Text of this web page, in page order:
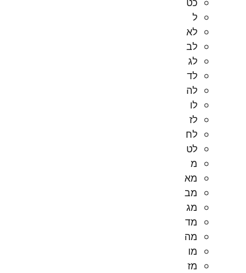
ל
לא
לב
לג
לד
לה
לו
לז
לח
לט
מ
מא
מב
מג
מד
מה
מו
מז